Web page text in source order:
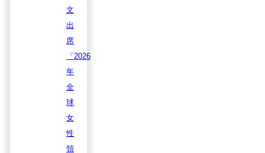
文
出
席
「2026
年
全
球
女
性
領